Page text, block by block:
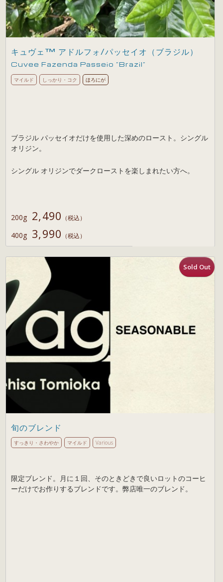
キュヴェ™ アドルフォ/パッセイオ（ブラジル）
Cuvee Fazenda Passeio ”Brazil”
マイルド しっかり・コク ほろにが
ブラジル パッセイオだけを使用した深めのロースト。シングル
オリジン。
シングル オリジンでダークローストを楽しまれたい方へ。
200g 2,490 （税込）
400g 3,990 （税込）
Sold Out
旬のブレンド
すっきり・さわやか マイルド Various
限定ブレンド。月に１回、そのときどきで良いロットのコーヒ
ーだけでお作りするブレンドです。弊店唯一のブレンド。